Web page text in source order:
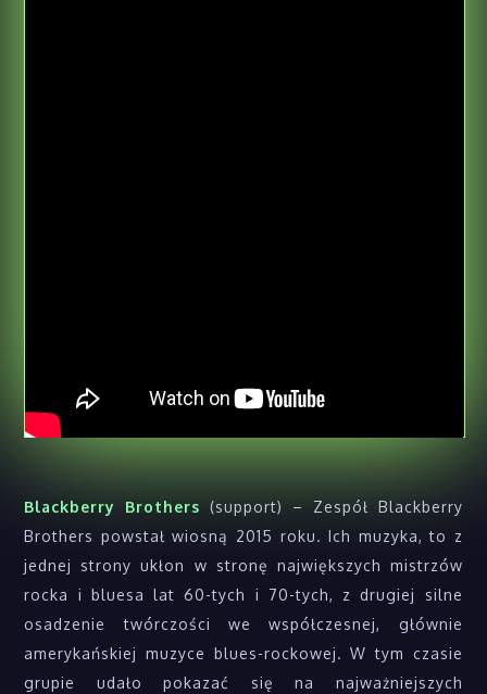
Blackberry Brothers (support) – Zespół Blackberry
Brothers powstał wiosną 2015 roku. Ich muzyka, to z
jednej strony ukłon w stronę największych mistrzów
rocka i bluesa lat 60-tych i 70-tych, z drugiej silne
osadzenie twórczości we współczesnej, głównie
amerykańskiej muzyce blues-rockowej. W tym czasie
grupie udało pokazać się na najważniejszych